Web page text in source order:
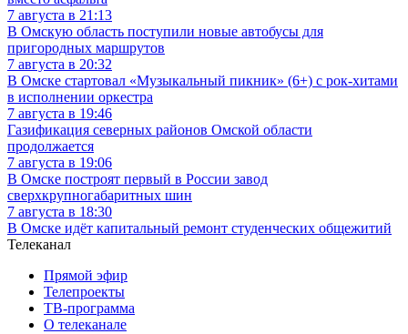
7 августа в 21:13
В Омскую область поступили новые автобусы для
пригородных маршрутов
7 августа в 20:32
В Омске стартовал «Музыкальный пикник» (6+) с рок-хитами
в исполнении оркестра
7 августа в 19:46
Газификация северных районов Омской области
продолжается
7 августа в 19:06
В Омске построят первый в России завод
сверхкрупногабаритных шин
7 августа в 18:30
В Омске идёт капитальный ремонт студенческих общежитий
Телеканал
Прямой эфир
Телепроекты
ТВ-программа
О телеканале